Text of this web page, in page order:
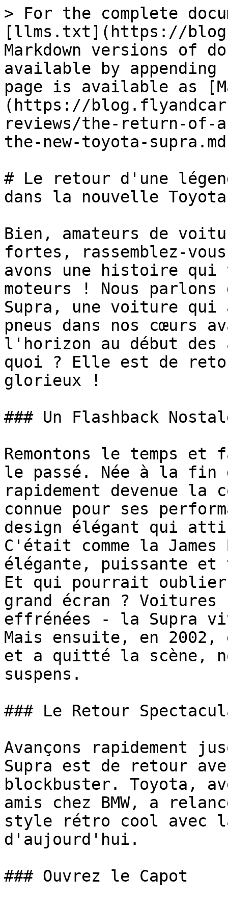
> For the complete
[llms.txt](https://
Markdown versions of
available by
page is available as
(https://
reviews/the-return-of-
the-new-toyota-
# Le retour d'une
dans la nouvelle
Bien, amateurs de
fortes, rassemblez-
avons une histoire
moteurs ! Nous
Supra, une voiture
pneus dans nos cœurs
l'horizon au début des
quoi ? Elle est de
glorieux !
### Un Flashback
Remontons le temps
le passé. Née à la fin
rapidement devenue la
connue pour ses
design élégant qui
C'était comme la
élégante, puissante
Et qui pourrait oublier
grand écran ?
effrénées - la Supra
Mais ensuite, en
et a quitté la scène,
suspens.
### Le Retour
Avançons rapidement
Supra est de retour
blockbuster. Toyota,
amis chez BMW, a
style rétro cool avec
d'aujourd'hui.
### Ouvrez le Capot